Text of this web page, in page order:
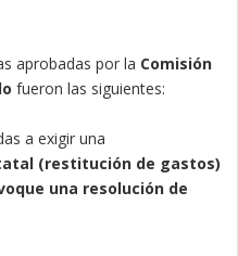
aprobadas por la Comisión
fueron las siguientes:
a exigir una
(restitución de gastos)
una resolución de